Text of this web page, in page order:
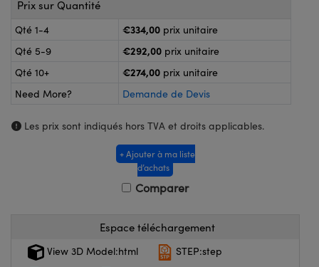
ou Coupleurs
de Poche ou à Mesure Directe
: Microscopie
Optiques Lightpath
Labs™
Optiques de SCHOTT
Prix sur Quantité
Qté 1-4 €334,00 prix unitaire
Qté 5-9
€292,00 prix unitaire
Qté 10+
€274,00 prix unitaire
Need More?
Demande de Devis
Les prix sont indiqués hors TVA et droits applicables.
+ Ajouter à ma liste
d’achats
Comparer
Espace téléchargement
View 3D Model:html
STEP:step